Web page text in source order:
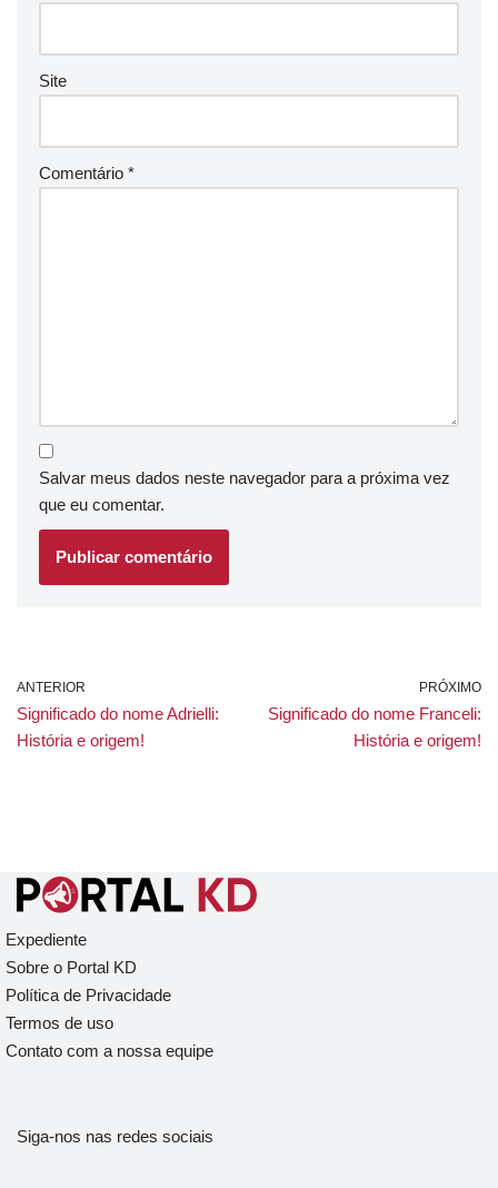
Site
Comentário *
Salvar meus dados neste navegador para a próxima vez
que eu comentar.
ANTERIOR
Significado do nome Adrielli:
História e origem!
PRÓXIMO
Significado do nome Franceli:
História e origem!
Expediente
Sobre o Portal KD
Política de Privacidade
Termos de uso
Contato com a nossa equipe
Siga-nos nas redes sociais